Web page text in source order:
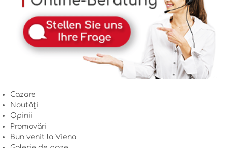
Cazare
Noutăți
Opinii
Promovări
Bun venit la Viena